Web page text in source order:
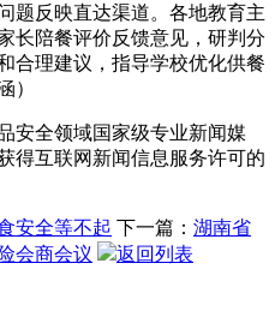
题反映直达渠道。各地教育主
长陪餐评价反馈意见，研判分
合理建议，指导学校优化供餐
）
全领域国家级专业新闻媒
得互联网新闻信息服务许可的
安全等不起 下一篇： 湖南省
会商会议
返回列表